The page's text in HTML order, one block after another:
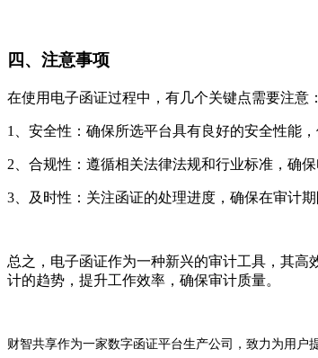
四、注意事项
在使用电子函证过程中，有几个关键点需要注意：
1、安全性：确保所选平台具有良好的安全性能
2、合规性：遵循相关法律法规和行业标准，确
3、及时性：关注函证的处理进度，确保在审计期
总之，电子函证作为一种新兴的审计工具，其
计的趋势，提升工作效率，确保审计质量。
财智共享作为一家数字函证平台生产公司，致力为用户